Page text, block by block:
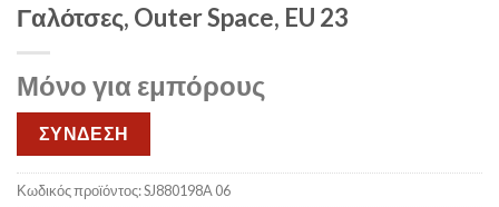
Γαλότσες, Outer Space, EU 23
Μόνο για εμπόρους
ΣΥΝΔΕΣΗ
Κωδικός προϊόντος:SJ880198A 06